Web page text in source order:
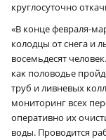
круглосуточно
«В конце февраля-
колодцы от снега и
восемьдесят
как половодье
труб и ливневых
мониторинг всех
оперативно их
воды. Проводится